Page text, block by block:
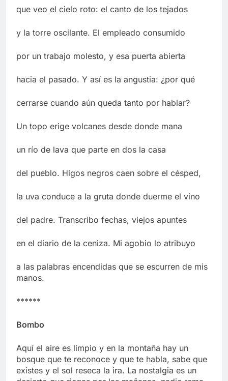
que veo el cielo roto: el canto de los tejados
y la torre oscilante. El empleado consumido
por un trabajo molesto, y esa puerta abierta
hacia el pasado. Y así es la angustia: ¿por qué
cerrarse cuando aún queda tanto por hablar?
Un topo erige volcanes desde donde mana
un río de lava que parte en dos la casa
del pueblo. Higos negros caen sobre el césped,
la uva conduce a la gruta donde duerme el vino
del padre. Transcribo fechas, viejos apuntes
en el diario de la ceniza. Mi agobio lo atribuyo
a las palabras encendidas que se escurren de mis
manos.
******
Bombo
Aquí el aire es limpio y en la montaña hay un
bosque que te reconoce y que te habla, sabe que
existes y el sol reseca la ira. La nostalgia es un